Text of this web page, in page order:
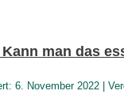
man das
6. November 2022 |